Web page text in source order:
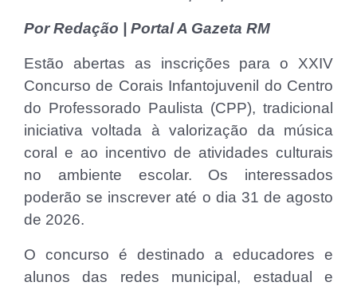
Por Redação | Portal A Gazeta RM
Estão abertas as inscrições para o XXIV
Concurso de Corais Infantojuvenil do Centro
do Professorado Paulista (CPP), tradicional
iniciativa voltada à valorização da música
coral e ao incentivo de atividades culturais
no ambiente escolar. Os interessados
poderão se inscrever até o dia 31 de agosto
de 2026.
O concurso é destinado a educadores e
alunos das redes municipal, estadual e